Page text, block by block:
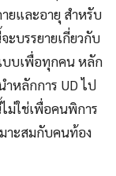
ยและอายุ สำหรับ
ะบรรยายเกี่ยวกับ
บบเพื่อทุกคน หลัก
หลักการ UD ไป
ม่ใช่เพื่อคนพิการ
าะสมกับคนท้อง